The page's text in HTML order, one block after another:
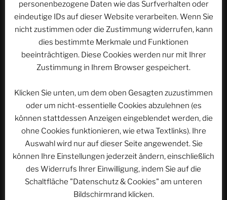
Beitragsnavigation
Vorheriger
Beitrag
ZURÜCK
ACSOLAR #168: Krønasår – Das Museumshotel |
EUROPA-PARK Hotelresort
Nächster
Beitrag
WEITER
WEBSEITE DURCHSUCHEN
Suchen
nach:
Werbung
personenbezogene Daten wie das Surfverhalten oder
eindeutige IDs auf dieser Website verarbeiten. Wenn Sie
nicht zustimmen oder die Zustimmung widerrufen, kann
dies bestimmte Merkmale und Funktionen
beeinträchtigen. Diese Cookies werden nur mit Ihrer
Zustimmung in Ihrem Browser gespeichert.
Klicken Sie unten, um dem oben Gesagten zuzustimmen
oder um nicht-essentielle Cookies abzulehnen (es
können stattdessen Anzeigen eingeblendet werden, die
ohne Cookies funktionieren, wie etwa Textlinks). Ihre
Auswahl wird nur auf dieser Seite angewendet. Sie
können Ihre Einstellungen jederzeit ändern, einschließlich
des Widerrufs Ihrer Einwilligung, indem Sie auf die
Schaltfläche "Datenschutz & Cookies" am unteren
Bildschirmrand klicken.